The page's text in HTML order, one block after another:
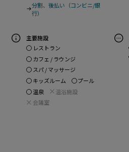
分割、後払い（コンビニ/銀
行）
主要施設
レストラン
カフェ / ラウンジ
スパ / マッサージ
キッズルーム
プール
温泉
温浴施設
会議室